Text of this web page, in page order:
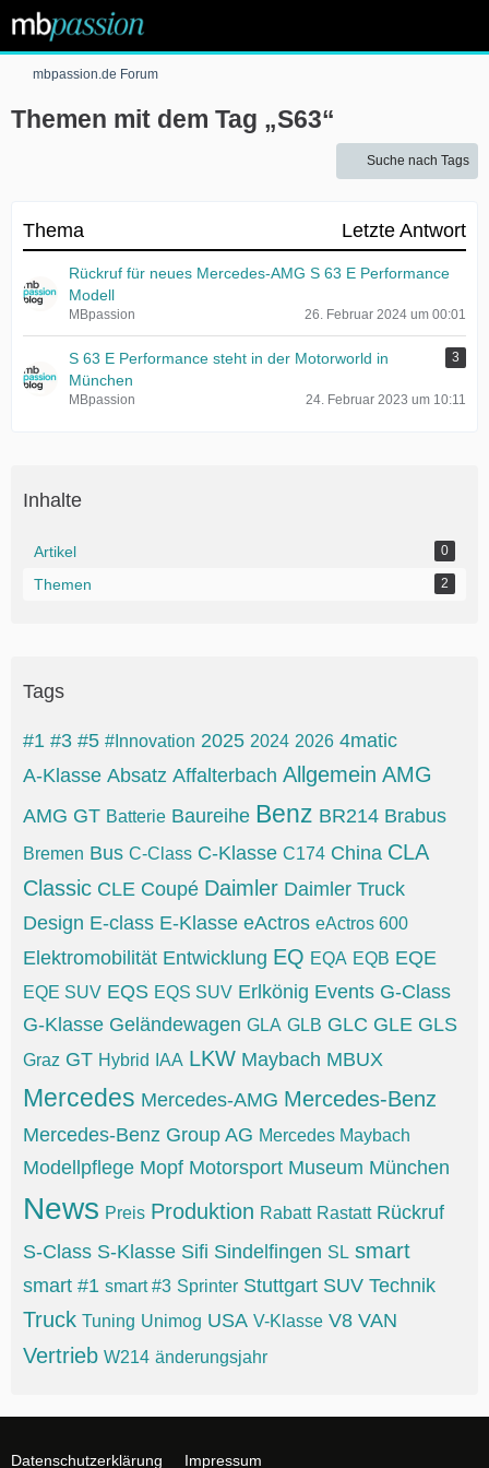
mbpassion.de Forum
Themen mit dem Tag „S63“
Suche nach Tags
Thema Letzte Antwort
Rückruf für neues Mercedes-AMG S 63 E Performance
Modell
MBpassion 26. Februar 2024 um 00:01
S 63 E Performance steht in der Motorworld in
München
3
MBpassion 24. Februar 2023 um 10:11
Inhalte
Artikel 0
Themen 2
Tags
#1 #3 #5 #Innovation 2025 2024 2026 4matic
A-Klasse Absatz Affalterbach Allgemein AMG
AMG GT Batterie Baureihe Benz BR214 Brabus
Bremen Bus C-Class C-Klasse C174 China CLA
Classic CLE Coupé Daimler Daimler Truck
Design E-class E-Klasse eActros eActros 600
Elektromobilität Entwicklung EQ EQA EQB EQE
EQE SUV EQS EQS SUV Erlkönig Events G-Class
G-Klasse Geländewagen GLA GLB GLC GLE GLS
Graz GT Hybrid IAA LKW Maybach MBUX
Mercedes Mercedes-AMG Mercedes-Benz
Mercedes-Benz Group AG Mercedes Maybach
Modellpflege Mopf Motorsport Museum München
News Preis Produktion Rabatt Rastatt Rückruf
S-Class S-Klasse Sifi Sindelfingen SL smart
smart #1 smart #3 Sprinter Stuttgart SUV Technik
Truck Tuning Unimog USA V-Klasse V8 VAN
Vertrieb W214 änderungsjahr
Datenschutzerklärung Impressum